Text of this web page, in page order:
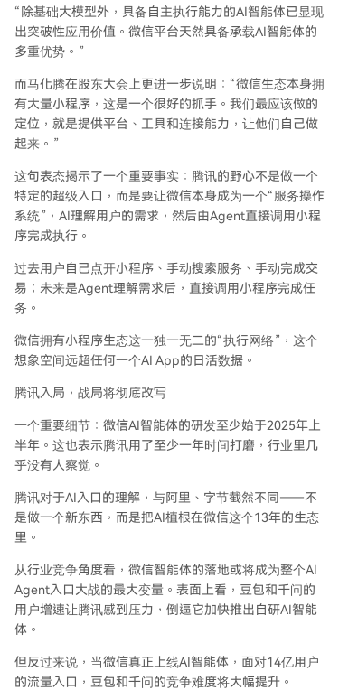
“除基础大模型外，具备自主执行能力的AI智能体已显现
出突破性应用价值。微信平台天然具备承载AI智能体的
多重优势。”
而马化腾在股东大会上更进一步说明：“微信生态本身拥
有大量小程序，这是一个很好的抓手。我们最应该做的
定位，就是提供平台、工具和连接能力，让他们自己做
起来。”
这句表态揭示了一个重要事实：腾讯的野心不是做一个
特定的超级入口，而是要让微信本身成为一个“服务操作
系统”，AI理解用户的需求，然后由Agent直接调用小程
序完成执行。
过去用户自己点开小程序、手动搜索服务、手动完成交
易；未来是Agent理解需求后，直接调用小程序完成任
务。
微信拥有小程序生态这一独一无二的“执行网络”，这个
想象空间远超任何一个AI App的日活数据。
腾讯入局，战局将彻底改写
一个重要细节：微信AI智能体的研发至少始于2025年上
半年。这也表示腾讯用了至少一年时间打磨，行业里几
乎没有人察觉。
腾讯对于AI入口的理解，与阿里、字节截然不同——不
是做一个新东西，而是把AI植根在微信这个13年的生态
里。
从行业竞争角度看，微信智能体的落地或将成为整个AI
Agent入口大战的最大变量。表面上看，豆包和千问的
用户增速让腾讯感到压力，倒逼它加快推出自研AI智能
体。
但反过来说，当微信真正上线AI智能体，面对14亿用户
的流量入口，豆包和千问的竞争难度将大幅提升。